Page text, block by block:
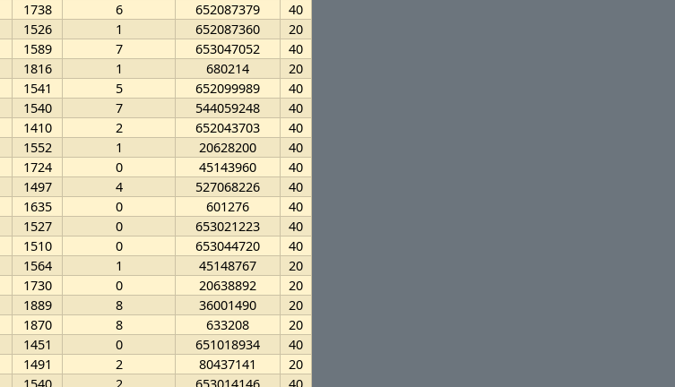
1738 6 652087379
40
1526 1 652087360
20
1589 7 653047052
40
1816 1 680214
20
1541 5 652099989
40
1540 7 544059248
40
1410 2 652043703
40
1552 1 20628200
40
1724 0 45143960
40
1497 4 527068226
40
1635 0 601276
40
1527 0 653021223
40
1510 0 653044720
40
1564 1 45148767
20
1730 0 20638892
20
1889 8 36001490
20
1870 8 633208
20
1451 0 651018934
40
1491 2 80437141
20